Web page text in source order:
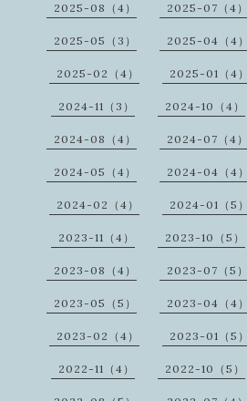
2025-08（4） 2025-07（4）
2025-05（3） 2025-04（4）
2025-02（4） 2025-01（4）
2024-11（3） 2024-10（4）
2024-08（4） 2024-07（4）
2024-05（4） 2024-04（4）
2024-02（4） 2024-01（5）
2023-11（4） 2023-10（5）
2023-08（4） 2023-07（5）
2023-05（5） 2023-04（4）
2023-02（4） 2023-01（5）
2022-11（4） 2022-10（5）